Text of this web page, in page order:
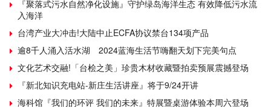
『聚落式污水自然净化设施』守护绿岛海洋生态 有效降低污水流
入海洋
台湾产业大冲击!大陆中止ECFA协议禁台134项产品
逾8千人涌入活水湖 2024蓝海生活节嗨翻天划下完美句点
文化艺术交融!「台桧之美」珍贵木材收藏暨拍卖预展震撼登场
『新北知识充电站-新庄生活讲座』将于9/24开讲
海科馆『我们的环评 我们的未来』特展暨桌游体验本周六登场